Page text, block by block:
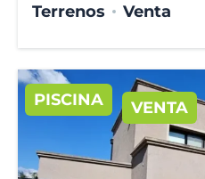
Terrenos Venta
PISCINA VENTA